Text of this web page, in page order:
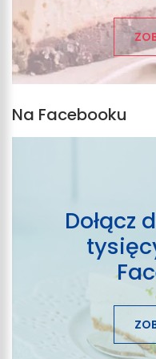
Na Facebooku
Dołącz